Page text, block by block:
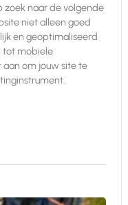
zoek naar de volgende
niet alleen goed
en geoptimaliseerd
tot mobiele
om jouw site te